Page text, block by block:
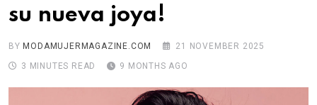
su nueva joya!
BY MODAMUJERMAGAZINE.COM
21 NOVEMBER 2025
3 MINUTES READ
9 MONTHS AGO